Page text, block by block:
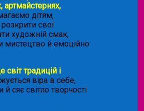
артмайстернях,
дітям,
свої
художній смак,
мистецтво й емоційно
світ традицій і
віра в себе,
сяє світло творчості